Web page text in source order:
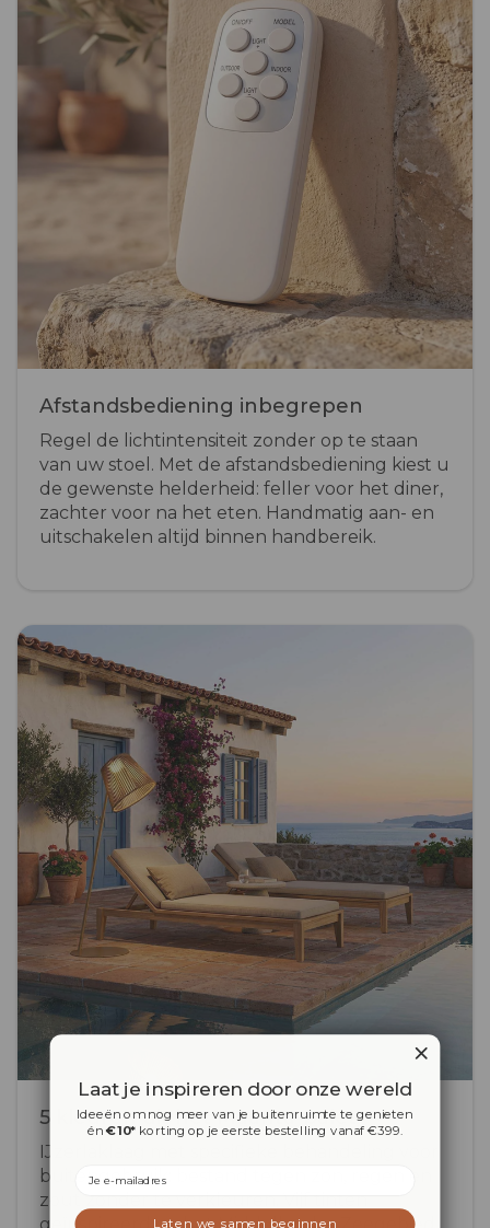
Afstandsbediening inbegrepen
Regel de lichtintensiteit zonder op te staan
van uw stoel. Met de afstandsbediening kiest u
de gewenste helderheid: feller voor het diner,
zachter voor na het eten. Handmatig aan- en
uitschakelen altijd binnen handbereik.
5 kleuren uit het Maanta-palet
IJzerlaklaag met specifieke behandeling voor
buitengebruik: bestand tegen zon, regen en
zout zonder te verkleuren. Vijf tinten
geïnspireerd op het Middellandse Zeegebied
Laat je inspireren door onze wereld
Ideeën om nog meer van je buitenruimte te genieten
én€10* korting op je eerste bestelling vanaf €399.
Laten we samen beginnen